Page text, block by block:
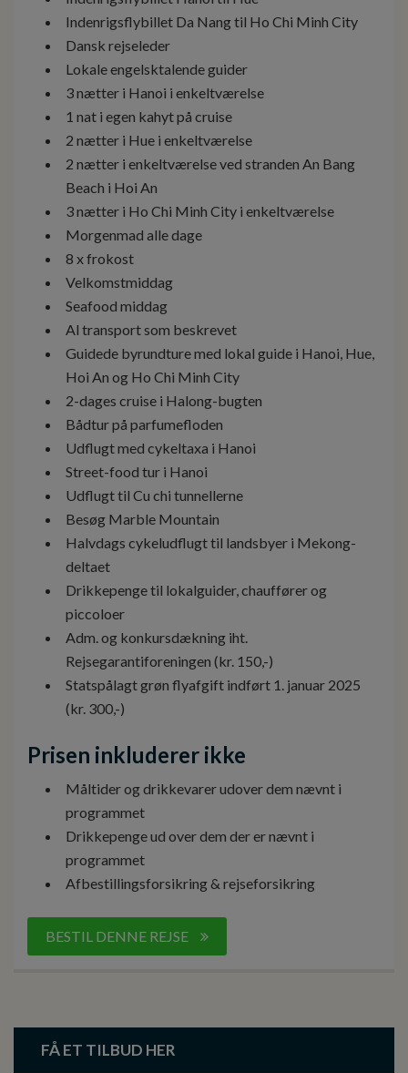
Indenrigsflybillet Da Nang til Ho Chi Minh City
Dansk rejseleder
Lokale engelsktalende guider
3 nætter i Hanoi i enkeltværelse
1 nat i egen kahyt på cruise
2 nætter i Hue i enkeltværelse
2 nætter i enkeltværelse ved stranden An Bang
Beach i Hoi An
3 nætter i Ho Chi Minh City i enkeltværelse
Morgenmad alle dage
8 x frokost
Velkomstmiddag
Seafood middag
Al transport som beskrevet
Guidede byrundture med lokal guide i Hanoi, Hue,
Hoi An og Ho Chi Minh City
2-dages cruise i Halong-bugten
Bådtur på parfumefloden
Udflugt med cykeltaxa i Hanoi
Street-food tur i Hanoi
Udflugt til Cu chi tunnellerne
Besøg Marble Mountain
Halvdags cykeludflugt til landsbyer i Mekong-
deltaet
Drikkepenge til lokalguider, chauffører og
piccoloer
Adm. og konkursdækning iht.
Rejsegarantiforeningen (kr. 150,-)
Statspålagt grøn flyafgift indført 1. januar 2025
(kr. 300,-)
Prisen inkluderer ikke
Måltider og drikkevarer udover dem nævnt i
programmet
Drikkepenge ud over dem der er nævnt i
programmet
Afbestillingsforsikring & rejseforsikring
BESTIL DENNE REJSE
FÅ ET TILBUD HER